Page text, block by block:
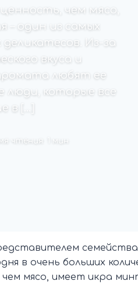
чем мясо,
– один из самых
Из-за
вкуса и
любят ее
люди, которые все
в […]
чтения: 1 мин
в очень больших
мясо, имеет икра